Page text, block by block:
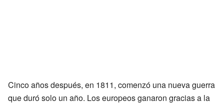
Cinco años después, en 1811, comenzó una nueva guerra
que duró solo un año. Los europeos ganaron gracias a la